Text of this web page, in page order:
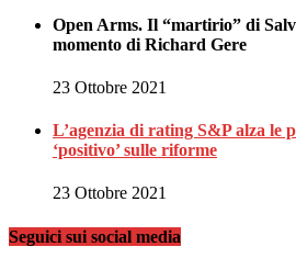
Open Arms. Il “martirio” di
momento di Richard Gere
23 Ottobre 2021
L’agenzia di rating S&P alza le
‘positivo’ sulle riforme
23 Ottobre 2021
Seguici sui social media